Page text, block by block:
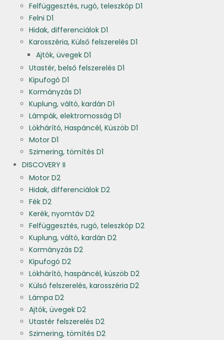
Felfüggesztés, rugó, teleszkóp D1
Felni D1
Hidak, differenciálok D1
Karosszéria, Külső felszerelés D1
Ajtók, üvegek D1
Utastér, belső felszerelés D1
Kipufogó D1
Kormányzás D1
Kuplung, váltó, kardán D1
Lámpák, elektromosság D1
Lökhárító, Haspáncél, Küszöb D1
Motor D1
Szimering, tömítés D1
DISCOVERY II
Motor D2
Hidak, differenciálok D2
Fék D2
Kerék, nyomtáv D2
Felfüggesztés, rugó, teleszkóp D2
Kuplung, váltó, kardán D2
Kormányzás D2
Kipufogó D2
Lökhárító, haspáncél, küszöb D2
Külső felszerelés, karosszéria D2
Lámpa D2
Ajtók, üvegek D2
Utastér felszerelés D2
Szimering, tömítés D2